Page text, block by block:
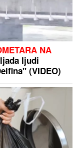
DEO
i udare jakog
Infantina